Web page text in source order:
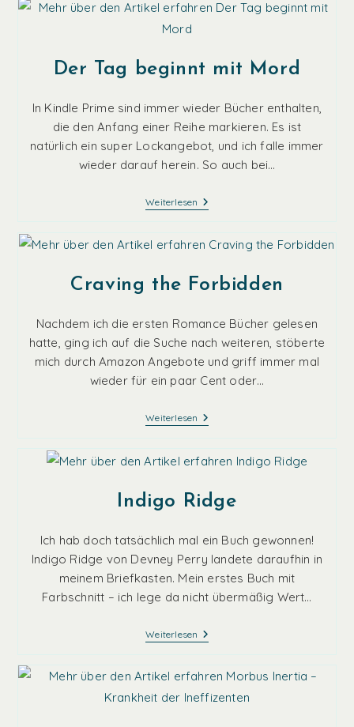
Der Tag beginnt mit Mord
In Kindle Prime sind immer wieder Bücher enthalten,
die den Anfang einer Reihe markieren. Es ist
natürlich ein super Lockangebot, und ich falle immer
wieder darauf herein. So auch bei…
Weiterlesen Der
Tag
Mit
Mord
Craving the Forbidden
Nachdem ich die ersten Romance Bücher gelesen
hatte, ging ich auf die Suche nach weiteren, stöberte
mich durch Amazon Angebote und griff immer mal
wieder für ein paar Cent oder…
Weiterlesen Craving
Indigo Ridge
Ich hab doch tatsächlich mal ein Buch gewonnen!
Indigo Ridge von Devney Perry landete daraufhin in
meinem Briefkasten. Mein erstes Buch mit
Farbschnitt – ich lege da nicht übermäßig Wert…
Weiterlesen Indigo
Ridge